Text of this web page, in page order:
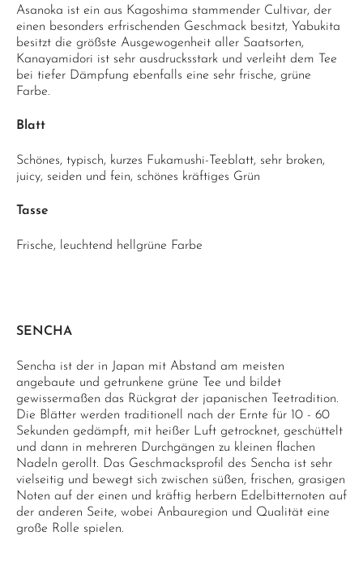
Asanoka ist ein aus Kagoshima stammender Cultivar, der
einen besonders erfrischenden Geschmack besitzt, Yabukita
besitzt die größste Ausgewogenheit aller Saatsorten,
Kanayamidori ist sehr ausdrucksstark und verleiht dem Tee
bei tiefer Dämpfung ebenfalls eine sehr frische, grüne
Farbe.
Blatt
Schönes, typisch, kurzes Fukamushi-Teeblatt, sehr broken,
juicy, seiden und fein, schönes kräftiges Grün
Tasse
Frische, leuchtend hellgrüne Farbe
SENCHA
Sencha ist der in Japan mit Abstand am meisten
angebaute und getrunkene grüne Tee und bildet
gewissermaßen das Rückgrat der japanischen Teetradition.
Die Blätter werden traditionell nach der Ernte für 10 - 60
Sekunden gedämpft, mit heißer Luft getrocknet, geschüttelt
und dann in mehreren Durchgängen zu kleinen flachen
Nadeln gerollt. Das Geschmacksprofil des Sencha ist sehr
vielseitig und bewegt sich zwischen süßen, frischen, grasigen
Noten auf der einen und kräftig herbern Edelbitternoten auf
der anderen Seite, wobei Anbauregion und Qualität eine
große Rolle spielen.